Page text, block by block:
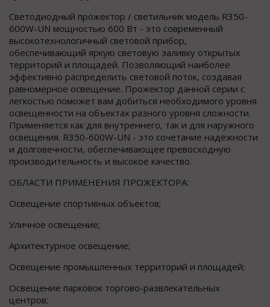
Светодиодный прожектор / светильник модель R350-
600W-UN мощностью 600 Вт - это современный
высокотехнологичный световой прибор,
обеспечивающий яркую световую заливку открытых
территорий и площадей. Позволяющий наиболее
эффективно распределить световой поток, создавая
равномерное освещение. Прожектор данной серии с
легкостью поможет вам добиться необходимого уровня
освещенности на объектах разного уровня сложности.
Применяется как для внутреннего, так и для наружного
освещения. R350-600W-UN - это сочетание надёжности
и долговечности, обеспечивающее превосходную
производительность и высокое качество.
ОБЛАСТИ ПРИМЕНЕНИЯ ПРОЖЕКТОРА:
Освещение спортивных объектов;
Уличное освещение;
Архитектурное освещение;
Освещение промышленных территорий и площадей;
Освещение парковок торгово-развлекательных
центров;